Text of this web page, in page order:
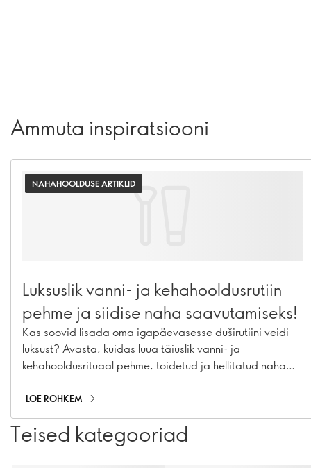
Ammuta inspiratsiooni
NAHAHOOLDUSE ARTIKLID
Luksuslik vanni- ja kehahooldusrutiin
pehme ja siidise naha saavutamiseks!
Kas soovid lisada oma igapäevasesse duširutiini veidi
luksust? Avasta, kuidas luua täiuslik vanni- ja
kehahooldusrituaal pehme, toidetud ja hellitatud naha
LOE ROHKEM
Teised kategooriad